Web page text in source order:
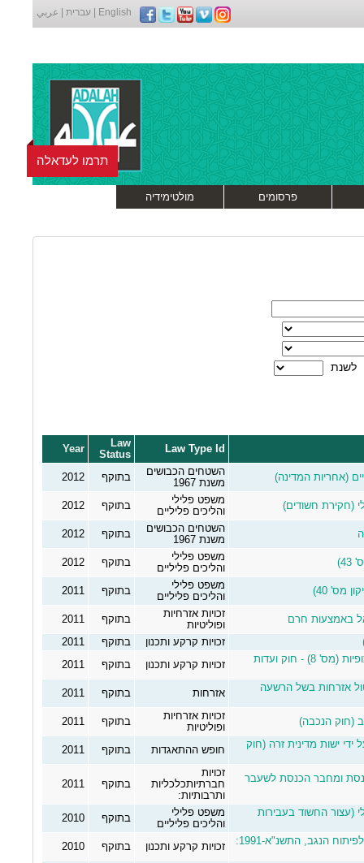
English עברית عربي
פרסומים מולטימידיה
תרמו לעדאלה
לשנת
Law Type Id
Law
Status
Year
השטחים הכבושים
משנת 1967
בתוקף
2012
משפט פלילי
והליכים פליליים
בתוקף
2012
השטחים הכבושים
משנת 1967
בתוקף 2012
משפט פלילי
והליכים פליליים
בתוקף 2012
מס' 40)
משפט פלילי
והליכים פליליים
בתוקף 2011
באמצעות חרם
זכויות אזרחיות
ופוליטיות
בתוקף
2011
זכויות קרקע ותכנון
בתוקף
2011
חוק לתיקון פקודת האגודות השיתופיות (מס' 8) - חוק ועדות
זכויות קרקע ותכנון בתוקף
2011
(ביטול אזרחות בשל הרשעה
אזרחות בתוקף
2011
זכויות אזרחיות
ופוליטיות
בתוקף
2011
ידי ישות מדינית זרה (חוק
חופש ההתאגדות בתוקף 2011
ומחבר הכנסת לשעבר
זכויות
חברתיותכלכליות
ותרבותיות:
בתוקף 2011
(עצור החשוד בעבירות
משפט פלילי
והליכים פליליים
בתוקף
2010
תיקון מס' 4 (2010) לחוק הרשות לפיתוח הנגב, התשנ"א-1991:
זכויות קרקע ותכנון בתוקף 2010